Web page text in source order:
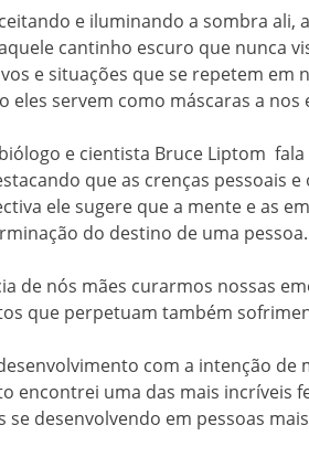
e iluminando a sombra ali,
cantinho escuro que nunca
e situações que se repetem
servem como máscaras a nos
biólogo e cientista Bruce Liptom
que as crenças
ele sugere que a mente e as
do destino de uma pessoa.
de nós mães curarmos nossas
que perpetuam também
com a intenção
encontrei uma das mais
desenvolvendo em pessoas